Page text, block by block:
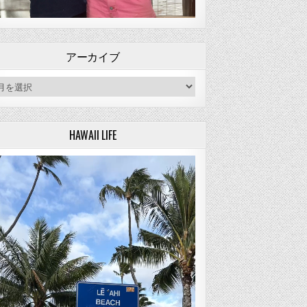
アーカイブ
カイブ
HAWAII LIFE